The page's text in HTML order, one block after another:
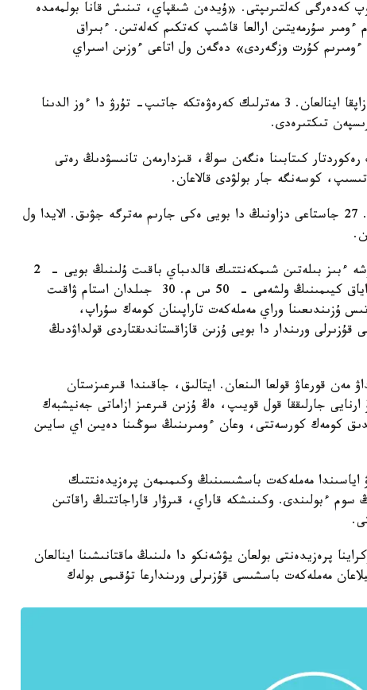
كەدەرگى كەلتىرىپتى. «ۇيدەن شىقپاي، تىنىش قانا بولمەمدە
سۇرمەيتىن ارالعا قاشىپ كەتكىم كەلەتىن. ءبىراق
ءومىرىم كۇرت وزگەردى» دەگەن ول اتاعى ءوزىن اسىراي
بالداقپەن جۇرەتىن ول ءۇشىن كولىككە ءمىنۋ ازاپقا اينالعان. 3 مەترلىك كەرەۋەتكە جاتىپ- تۇرۋ دا ءوز الدىنا
تىكتىرەدى.
كىتابىنا ەنگەن سوڭ، قىزدارمەن تانىسۋدىڭ رەتى
ءدال وسىنداي ۇزىنتۇرا قىتايدا دا تۇرادى ەكەن. 27 جاستاعى دزاونىڭ دا بويى ەكى جارىم مەترگە جۋىق. الايدا ول
وسى سەكىلدى الىپ ادام ەلىمىزدە دە بار. ازىرشە ءبىز بىلەتىن شىمكەنتتىك قالدىباي باقىت ۇلىنىڭ بويى - 2
مەتر 14 س م. سالماعى 105 كەلى شاماسىندا. اياق كيىمىنىڭ ولشەمى - 50 س م. 30 جىلدان استام ۋاقىت
وراي مەملەكەت تاراپىنان كومەك سۇراپ،
ورىندار دا بويى ۇزىن قازاقستاندىقتاردى قولداۋدىڭ
مەن قورعاۋ قولعا الىنعان. ايتالىق، جاقىندا قىرعىزستان
ارنايى جارلىققا قول قويىپ، ەڭ ۇزىن قىرعىز ازاماتى جەنيشبەك
كومەك كورسەتتى، وعان ءومىرىنىڭ سوڭىنا دەيىن اي سايىن
مەملەكەت باسشىسىنىڭ وكىمىمەن پرەزيدەنتتىك
قورعاۋ جانە قولداۋ قورىنان 100 مىڭ سوم ءبولىندى. وكىنىشكە قاراي، قىرۋار قاراجاتتىڭ راقاتىن
پرەزيدەنتى بولعان يۋشەنكو دا ەلىنىڭ ماقتانىشىنا اينالعان
مەملەكەت باسشىسى قۇزىرلى ورىندارعا تۇقىمى بولەك